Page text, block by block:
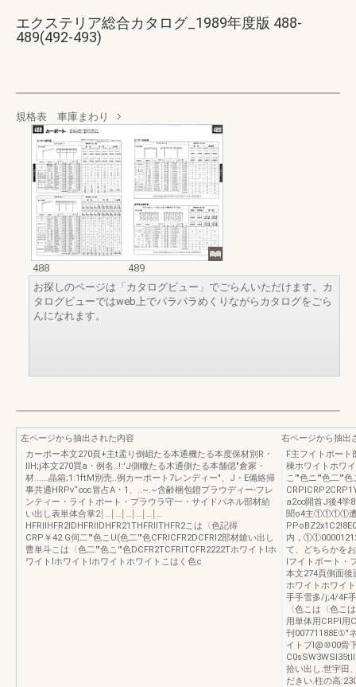
エクステリア総合カタログ_1989年度版 488-
489(492-493)
規格表 車庫まわり
488
489
お探しのページは「カタログビュー」でごらんいただけます。カ
タログビューではweb上でパラパラめくりながらカタログをごら
んになれます。
左ページから抽出された内容
カーポー本文270頁+主t孟り倒岨たる本通機たる本度保材別R・
IIH;j本文270買a・例名..!:'J側轍たる木通側たる本舗偲"倉家・
材......晶箱;1:1ftM別売..例カーポート7レンディー"、J・E備絡掃
事共通HRPv“∞c冒占A・1、..~.~含齢梱包鐙プラウディー-フレ
ンティー・ライトポート・プラウラ守一・サイドパネル部材給
い出し表単体合掌2￨…￨…￨…￨…￨…￨…
HFRlIHFR2IDHFRlIDHFR21THFRlITHFR2こは〈色記得
CRP￥42.G伺二'"色こU(色二'"色CFRlCFR2DCFRI2部材鎗い出し
曹単斗こは〈色二'"色こ'"色DCFR2TCFRlTCFR2222Tホワイトlホ
ワイトlホワイトlホワイトホワイトこはく色c
右ページから抽出
F主フイトポー
棟ホワイトホワ
こ'"色ニ'"色二'"
a2∞開首J後4学8
聞o4主①①①①遭
内，
て、どちらかを
lフイトポート・
本文274頁側面後
ホワイトホワイ
手手雪多/j;4/4F
〈色こは〈色こ
用単体用CRPl用
刊00771188E①"
イトプl@⑩00骨
拾い出し:世宇田
だきい.柱の高